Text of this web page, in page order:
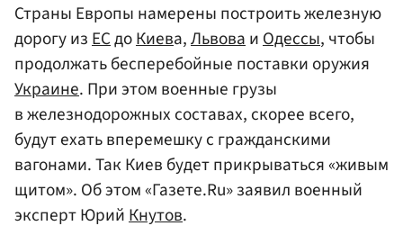
Страны Европы намерены построить железную
дорогу изЕСдоКиева,ЛьвоваиОдессы, чтобы
продолжать бесперебойные поставки оружия
Украине. При этом военные грузы
в железнодорожных составах, скорее всего,
будут ехать вперемешку с гражданскими
вагонами. Так Киев будет прикрываться «живым
щитом». Об этом «Газете.Ru» заявил военный
эксперт ЮрийКнутов.